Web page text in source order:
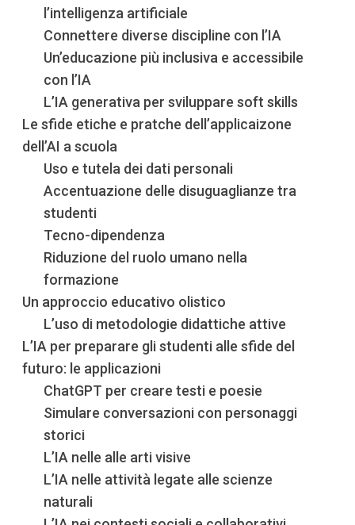
l’intelligenza artificiale
Connettere diverse discipline con l’IA
Un’educazione più inclusiva e accessibile
con l’IA
L’IA generativa per sviluppare soft skills
Le sfide etiche e pratche dell’applicaizone
dell’AI a scuola
Uso e tutela dei dati personali
Accentuazione delle disuguaglianze tra
studenti
Tecno-dipendenza
Riduzione del ruolo umano nella
formazione
Un approccio educativo olistico
L’uso di metodologie didattiche attive
L’IA per preparare gli studenti alle sfide del
futuro: le applicazioni
ChatGPT per creare testi e poesie
Simulare conversazioni con personaggi
storici
L’IA nelle alle arti visive
L’IA nelle attività legate alle scienze
naturali